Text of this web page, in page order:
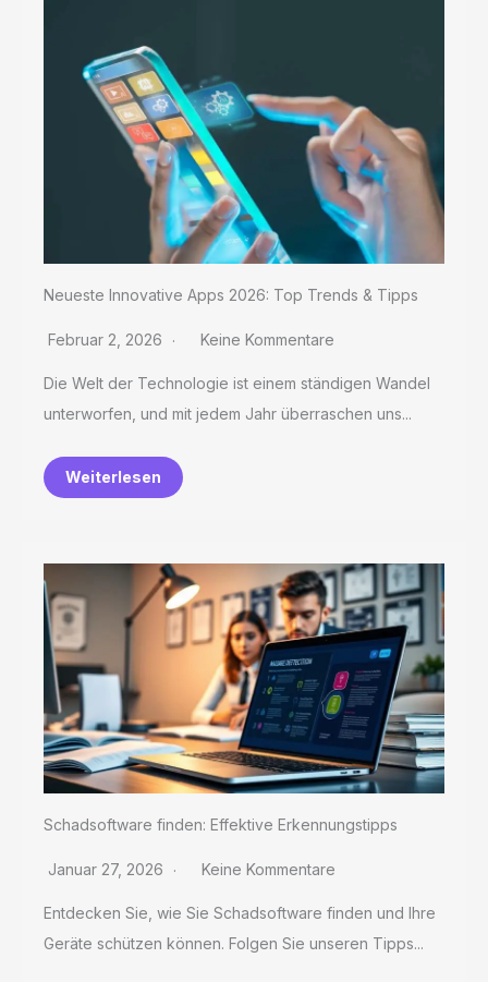
Neueste Innovative Apps 2026: Top Trends & Tipps
Februar 2, 2026 Keine Kommentare
Die Welt der Technologie ist einem ständigen Wandel
unterworfen, und mit jedem Jahr überraschen uns...
Weiterlesen
Schadsoftware finden: Effektive Erkennungstipps
Januar 27, 2026 Keine Kommentare
Entdecken Sie, wie Sie Schadsoftware finden und Ihre
Geräte schützen können. Folgen Sie unseren Tipps...